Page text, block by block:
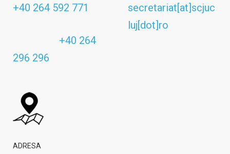
+40 264 592 771
+40 264
296 296
secretariat[at]scjuc
luj[dot]ro
ADRESA